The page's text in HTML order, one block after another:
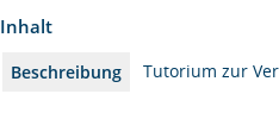
Inhalt
Beschreibung Tutorium zur